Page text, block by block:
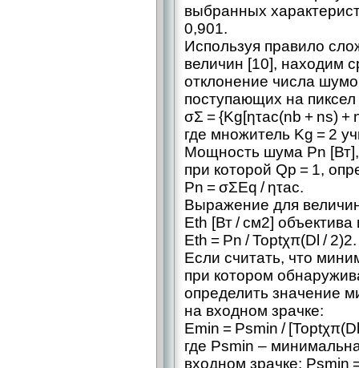
выбранных
0,901.
Используя правило
величин [10], находим
отклонение числа
поступающих на
σΣ = {Kg[ητac(nb + ns) +
где множитель Kg = 2
Мощность шума Pn [Вт],
при которой Qp = 1,
Рn = σΣЕq / ητac.
Выражение для
Eth [Вт / см2] объектива
Eth = Рn / Toptχπ(Dl / 2)2.
Если считать, что
при котором
определить значение
на входном зрачке:
Emin = Psmin /
где Psmin –
входном зрачке: Psmin